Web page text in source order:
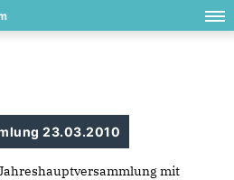
23.03.2010
mit